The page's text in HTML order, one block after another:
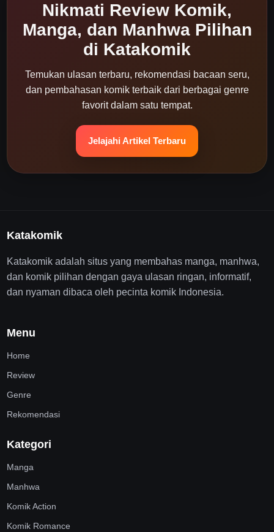
Nikmati Review Komik,
Manga, dan Manhwa Pilihan
di Katakomik
Temukan ulasan terbaru, rekomendasi bacaan seru,
dan pembahasan komik terbaik dari berbagai genre
favorit dalam satu tempat.
Jelajahi Artikel Terbaru
Katakomik
Katakomik adalah situs yang membahas manga, manhwa,
dan komik pilihan dengan gaya ulasan ringan, informatif,
dan nyaman dibaca oleh pecinta komik Indonesia.
Menu
Home
Review
Genre
Rekomendasi
Kategori
Manga
Manhwa
Komik Action
Komik Romance